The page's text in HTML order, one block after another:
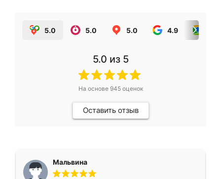
5.0 5.0 5.0 4.9
5.0 из 5
На основе 945оценок
Оставить отзыв
Мальвина